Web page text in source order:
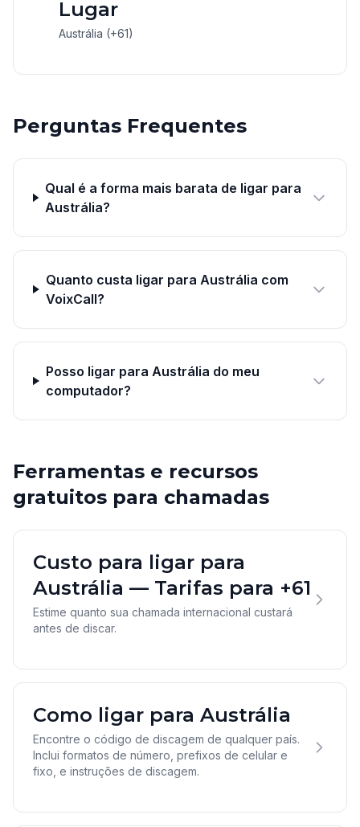
Lugar
Austrália (+61)
Perguntas Frequentes
Qual é a forma mais barata de ligar para
Austrália?
Quanto custa ligar para Austrália com
VoixCall?
Posso ligar para Austrália do meu
computador?
Ferramentas e recursos
gratuitos para chamadas
Custo para ligar para
Austrália — Tarifas para +61
Estime quanto sua chamada internacional custará
antes de discar.
Como ligar para Austrália
Encontre o código de discagem de qualquer país.
Inclui formatos de número, prefixos de celular e
fixo, e instruções de discagem.